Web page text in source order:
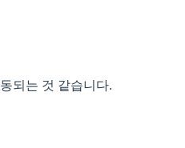
되는 것 같습니다.